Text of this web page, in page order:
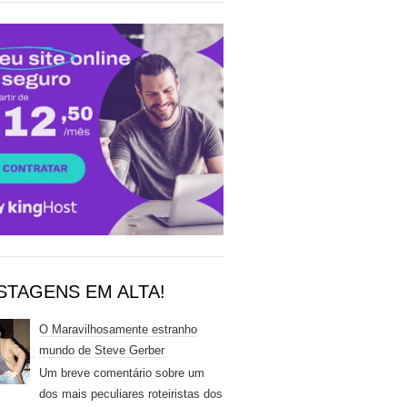
EM ALTA!
O Maravilhosamente estranho
mundo de Steve Gerber
Um breve comentário sobre um
dos mais peculiares roteiristas dos